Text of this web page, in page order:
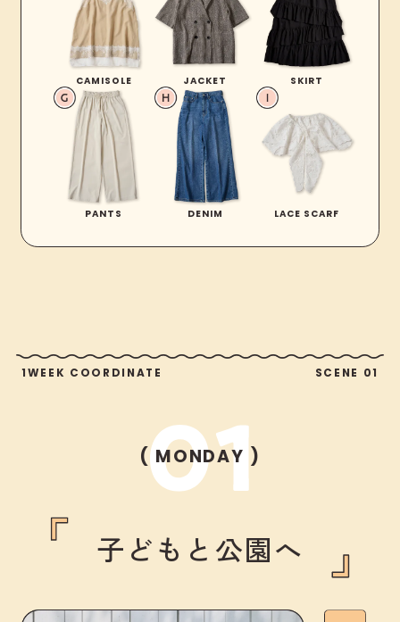
CAMISOLE JACKET SKIRT
PANTS DENIM LACE SCARF
1WEEK COORDINATE SCENE 01
( MONDAY )
子どもと公園へ